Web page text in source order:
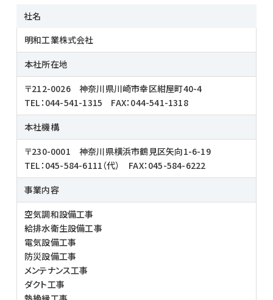
社名
明和工業株式会社
本社所在地
〒212-0026 神奈川県川崎市幸区紺屋町40-4
TEL：044-541-1315 FAX：044-541-1318
本社機構
〒230-0001 神奈川県横浜市鶴見区矢向1-6-19
TEL：045-584-6111（代） FAX：045-584-6222
事業内容
空気調和設備工事
給排水衛生設備工事
電気設備工事
防災設備工事
メンテナンス工事
ダクト工事